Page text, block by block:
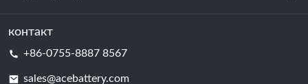
Центр обробки даних та серверна кімната
Новини
контакт
+86-0755-8887 8567
sales@acebattery.com